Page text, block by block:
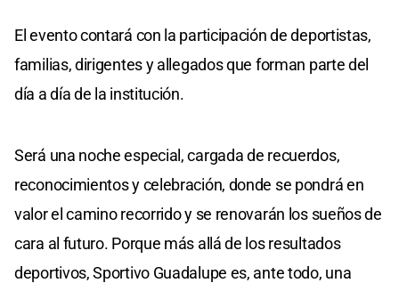
El evento contará con la participación de deportistas,
familias, dirigentes y allegados que forman parte del
día a día de la institución.
Será una noche especial, cargada de recuerdos,
reconocimientos y celebración, donde se pondrá en
valor el camino recorrido y se renovarán los sueños de
cara al futuro. Porque más allá de los resultados
deportivos, Sportivo Guadalupe es, ante todo, una